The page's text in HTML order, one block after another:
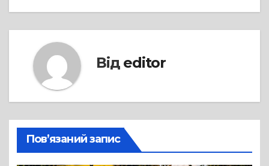
Від editor
Пов’язаний запис